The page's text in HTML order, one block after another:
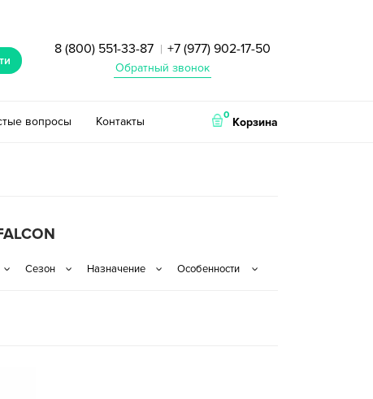
8 (800) 551-33-87 | +7 (977) 902-17-50
Обратный звонок
вопросы Контакты 0
Корзина